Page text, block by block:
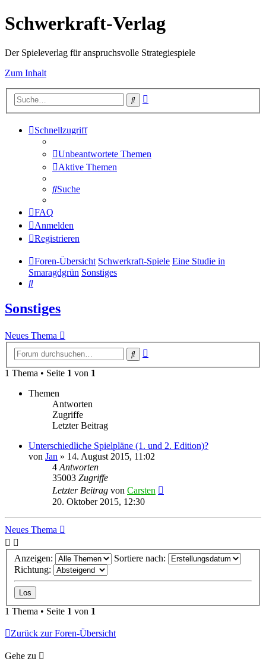
Schwerkraft-Verlag
Der Spieleverlag für anspruchsvolle Strategiespiele
Zum Inhalt
Suche
Schnellzugriff
Unbeantwortete Themen
Aktive Themen
Suche
FAQ
Anmelden
Registrieren
Foren-Übersicht Schwerkraft-Spiele Eine Studie in
Smaragdgrün Sonstiges
Suche
Sonstiges
Neues Thema
Suche
1 Thema • Seite 1 von 1
Themen
Antworten
Zugriffe
Letzter Beitrag
Unterschiedliche Spielpläne (1. und 2. Edition)?
von Jan » 14. August 2015, 11:02
4 Antworten
35003 Zugriffe
Letzter Beitrag von Carsten
20. Oktober 2015, 12:30
Neues Thema
Anzeigen:
Sortiere nach:
Richtung:
1 Thema • Seite 1 von 1
Zurück zur Foren-Übersicht
Gehe zu